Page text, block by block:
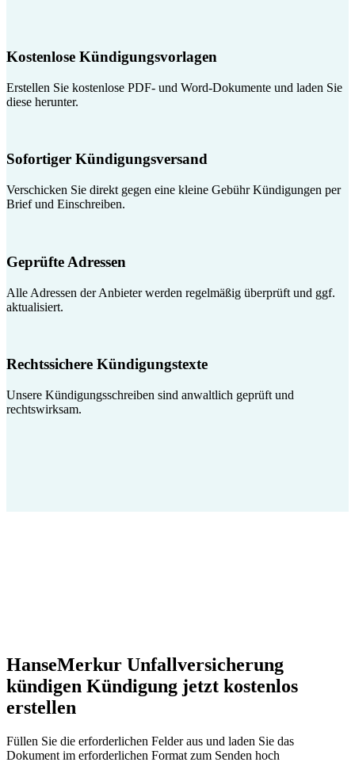
Kostenlose Kündigungsvorlagen
Erstellen Sie kostenlose PDF- und Word-Dokumente und laden Sie
diese herunter.
Sofortiger Kündigungsversand
Verschicken Sie direkt gegen eine kleine Gebühr Kündigungen per
Brief und Einschreiben.
Geprüfte Adressen
Alle Adressen der Anbieter werden regelmäßig überprüft und ggf.
aktualisiert.
Rechtssichere Kündigungstexte
Unsere Kündigungsschreiben sind anwaltlich geprüft und
rechtswirksam.
HanseMerkur Unfallversicherung
kündigen Kündigung jetzt kostenlos
erstellen
Füllen Sie die erforderlichen Felder aus und laden Sie das
Dokument im erforderlichen Format zum Senden hoch